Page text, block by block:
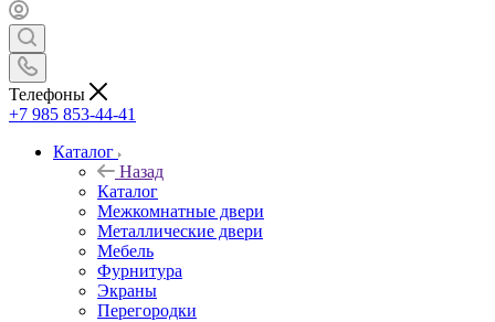
Телефоны
+7 985 853-44-41
Каталог
Назад
Каталог
Межкомнатные двери
Металлические двери
Мебель
Фурнитура
Экраны
Перегородки